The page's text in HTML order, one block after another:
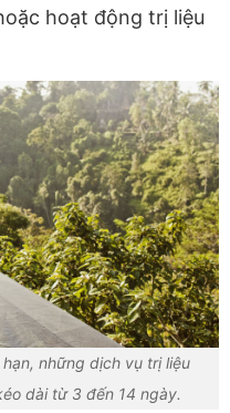
hoạt động trị liệu
những dịch vụ trị liệu
dài từ 3 đến 14 ngày.